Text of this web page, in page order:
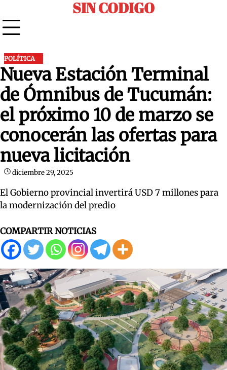
to
content
SIN CODIGO
POLÍTICA
Nueva Estación Terminal
de Ómnibus de Tucumán:
el próximo 10 de marzo se
conocerán las ofertas para
nueva licitación
diciembre 29, 2025
El Gobierno provincial invertirá USD 7 millones para
la modernización del predio
COMPARTIR NOTICIAS